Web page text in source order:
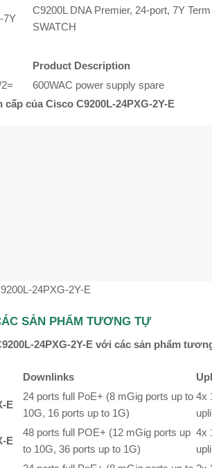
7Y
C9200L DNA Premier, 24-port, 7Y
SWATCH
Product Description
600WAC power supply spare
của Cisco C9200L-24PXG-2Y-E
24PXG-2Y-E
SẢN PHẨM TƯƠNG TỰ
24PXG-2Y-E với các sản phẩm
Downlinks
E
24 ports full PoE+ (8 mGig ports up to
10G, 16 ports up to 1G)
4x
E
48 ports full POE+ (12 mGig ports up
to 10G, 36 ports up to 1G)
4x